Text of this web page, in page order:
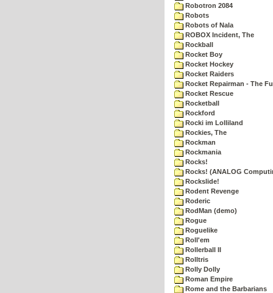
Robotron 2084
Robots
Robots of Nala
ROBOX Incident, The
Rockball
Rocket Boy
Rocket Hockey
Rocket Raiders
Rocket Repairman - The
Rocket Rescue
Rocketball
Rockford
Rocki im Lolliland
Rockies, The
Rockman
Rockmania
Rocks!
Rocks! (ANALOG
Rockslide!
Rodent Revenge
Roderic
RodMan (demo)
Rogue
Roguelike
Roll'em
Rollerball II
Rolltris
Rolly Dolly
Roman Empire
Rome and the Barbarians